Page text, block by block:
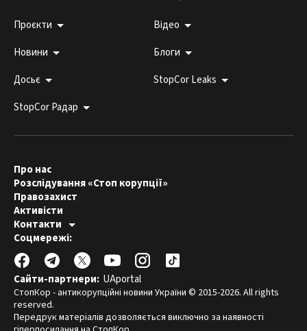
Проєкти
Відео
Новини
Блоги
Досьє
StopCor Leaks
StopCor Радар
Сайти-партнери: UAportal
СтопКор - антикорупційні новини України © 2015-2026. All rights
reserved.
Передрук матеріалів дозволяється виключно за наявності
Про нас
Розслідування «Стоп корупції»
Правозахист
Активісти
Контакти
Гаряча лінія:
Редакція СтопКору:
Юристи:
law@stopcor.org
Правозахисники:
Журналісти-розслідувачі:
media@stopcor.org
Соцмережі: